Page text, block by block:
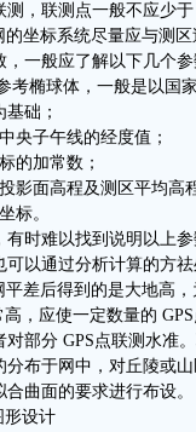
，联测点一般不应少于
的坐标系统尽量应与测
，一般应了解以下几个参
考椭球体，一般是以国
础；
央子午线的经度值；
的加常数；
影面高程及测区平均高
标。
有时难以找到说明以上
以通过分析计算的方祛
平差后得到的是大地高
高，应使一定数量的
对部分 GPS点联测水准
分布于网中，对丘陵或
曲面的要求进行布设。
形设计